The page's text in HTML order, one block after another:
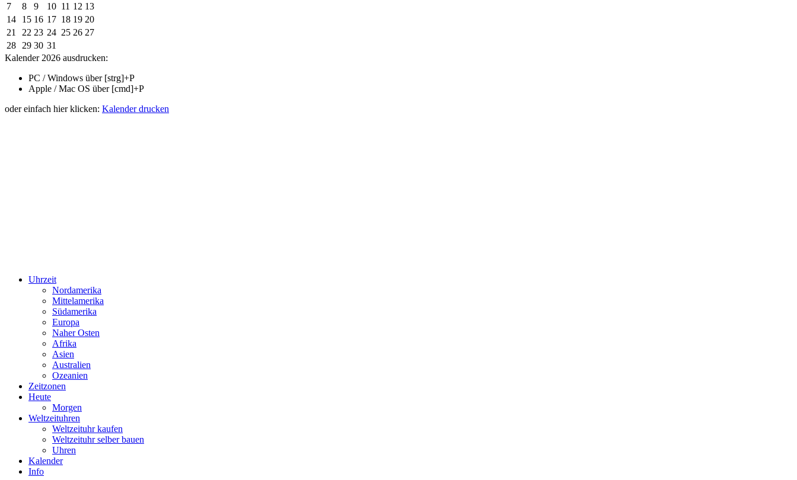
7
8 9 10 11 12 13
14
15 16 17 18 19 20
21
22 23 24 25 26 27
28
29 30 31
Kalender 2026 ausdrucken:
PC / Windows über [strg]+P
Apple / Mac OS über [cmd]+P
oder einfach hier klicken: Kalender drucken
Uhrzeit
Nordamerika
Mittelamerika
Südamerika
Europa
Naher Osten
Afrika
Asien
Australien
Ozeanien
Zeitzonen
Heute
Morgen
Weltzeituhren
Weltzeituhr kaufen
Weltzeituhr selber bauen
Uhren
Kalender
Info